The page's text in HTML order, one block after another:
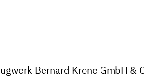
Bernard Krone GmbH &